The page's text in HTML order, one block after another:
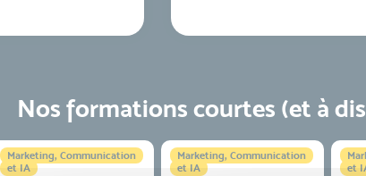
Nos formations courtes (et à
Marketing, Communication
et IA
Marketing, Communication
et IA
et